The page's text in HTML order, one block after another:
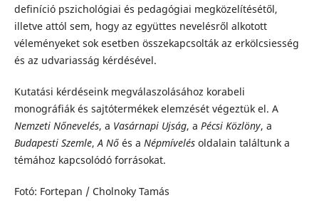
definíció pszichológiai és pedagógiai megközelítésétől,
illetve attól sem, hogy az együttes nevelésről alkotott
véleményeket sok esetben összekapcsolták az erkölcsiesség
és az udvariasság kérdésével.
Kutatási kérdéseink megválaszolásához korabeli
monográfiák és sajtótermékek elemzését végeztük el. A
Nemzeti Nőnevelés, a Vasárnapi Ujság, a Pécsi Közlöny, a
Budapesti Szemle,ANő és a Népmívelés oldalain találtunk a
témához kapcsolódó forrásokat.
Fotó: Fortepan / Cholnoky Tamás